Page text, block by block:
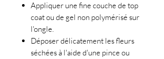
Appliquer une fine couche de top
coat ou de gel non polymérisé sur
l'ongle.
Déposer délicatement les fleurs
séchées à l'aide d'une pince ou